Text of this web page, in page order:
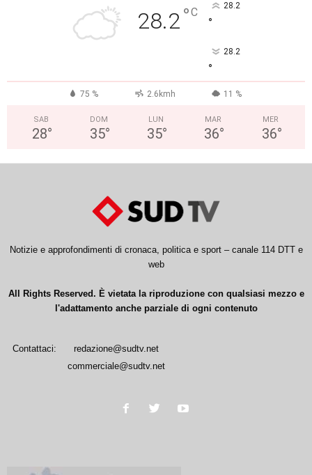
28.2°C 28.2
°
28.2
°
75 % 2.6kmh 11 %
SAB
28°
DOM
35°
LUN
35°
MAR
36°
MER
36°
Notizie e approfondimenti di cronaca, politica e sport – canale 114 DTT e
web
All Rights Reserved. È vietata la riproduzione con qualsiasi mezzo e
l'adattamento anche parziale di ogni contenuto
Contattaci:
redazione@sudtv.net
commerciale@sudtv.net